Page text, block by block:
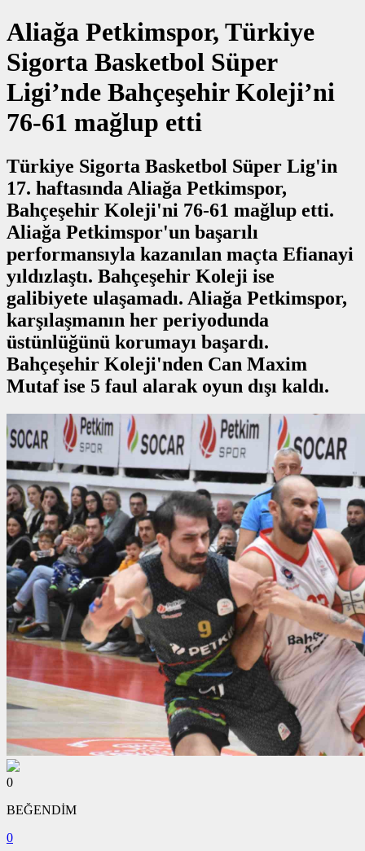
Aliağa Petkimspor, Türkiye
Sigorta Basketbol Süper
Ligi’nde Bahçeşehir Koleji’ni
76-61 mağlup etti
Türkiye Sigorta Basketbol Süper Lig'in
17. haftasında Aliağa Petkimspor,
Bahçeşehir Koleji'ni 76-61 mağlup etti.
Aliağa Petkimspor'un başarılı
performansıyla kazanılan maçta Efianayi
yıldızlaştı. Bahçeşehir Koleji ise
galibiyete ulaşamadı. Aliağa Petkimspor,
karşılaşmanın her periyodunda
üstünlüğünü korumayı başardı.
Bahçeşehir Koleji'nden Can Maxim
Mutaf ise 5 faul alarak oyun dışı kaldı.
0
BEĞENDİM
0